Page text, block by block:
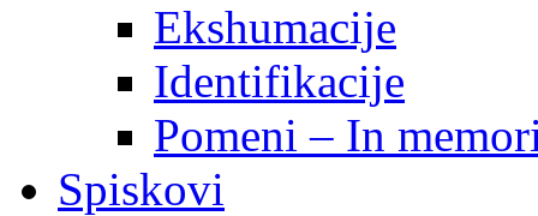
Ekshumacije
Identifikacije
Pomeni – In
Spiskovi